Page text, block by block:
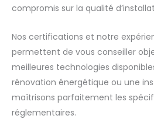
compromis sur la qualité
Nos certifications et notre
permettent de vous conseiller
meilleures technologies
rénovation énergétique ou une
maîtrisons parfaitement les
réglementaires.